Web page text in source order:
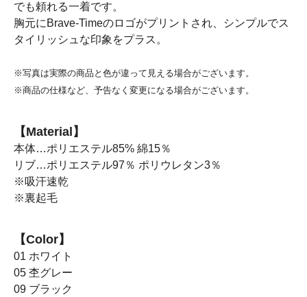
でも頼れる一着です。
胸元にBrave-Timeのロゴがプリントされ、シンプルでス
タイリッシュな印象をプラス。
※写真は実際の商品と色が違って見える場合がございます。
※商品の仕様など、予告なく変更になる場合がございます。
【Material】
本体…ポリエステル85% 綿15％
リブ…ポリエステル97％ ポリウレタン3％
※吸汗速乾
※裏起毛
【Color】
01 ホワイト
05 杢グレー
09 ブラック